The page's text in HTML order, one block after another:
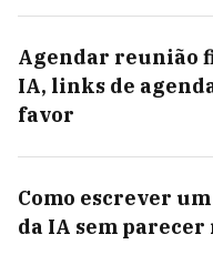
Agendar reunião
IA, links de
favor
Como escrever
da IA sem